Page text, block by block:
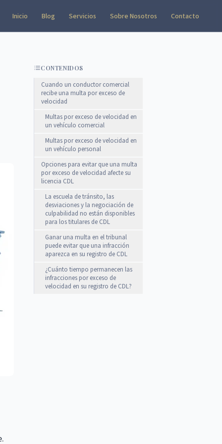
Inicio Blog Servicios Sobre Nosotros Contacto
CONTENIDOS
Cuando un conductor comercial
recibe una multa por exceso de
velocidad
Multas por exceso de velocidad en
un vehículo comercial
Multas por exceso de velocidad en
un vehículo personal
Opciones para evitar que una multa
por exceso de velocidad afecte su
licencia CDL
La escuela de tránsito, las
desviaciones y la negociación de
culpabilidad no están disponibles
para los titulares de CDL
Ganar una multa en el tribunal
puede evitar que una infracción
aparezca en su registro de CDL
¿Cuánto tiempo permanecen las
infracciones por exceso de
velocidad en su registro de CDL?